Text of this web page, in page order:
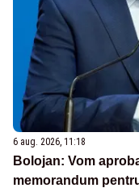
6 aug. 2026, 11:18
Bolojan: Vom
memorandum